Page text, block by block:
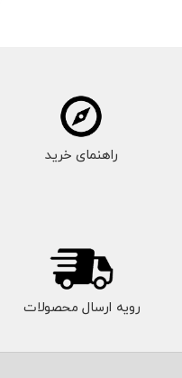
راهنمای خرید
رویه ارسال محصولات